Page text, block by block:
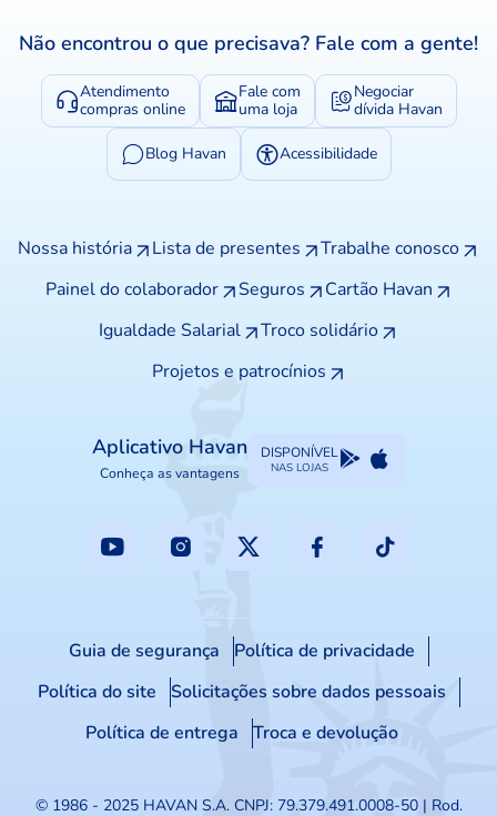
Não encontrou o que precisava? Fale com a gente!
Atendimento
compras online
Fale com
uma loja
Negociar
dívida Havan
Blog Havan Acessibilidade
Nossa história Lista de presentes
Trabalhe conosco
Painel do colaborador
Seguros
Cartão Havan
Igualdade Salarial
Troco solidário
Projetos e patrocínios
Aplicativo Havan
Conheça as vantagens
DISPONÍVEL
NAS LOJAS
Guia de segurança
Política de privacidade
Política do site
Solicitações sobre dados pessoais
Política de entrega
Troca e devolução
© 1986 - 2025 HAVAN S.A. CNPJ: 79.379.491.0008-50 | Rod.